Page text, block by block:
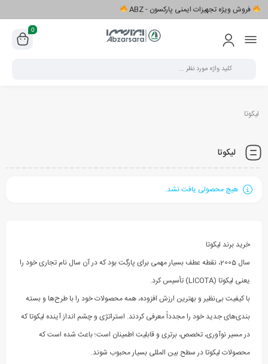
فروش ویژه تجهیزات ایمنی پارکسون - ABZ
0
لیکوتا
لیکوتا
هیچ محصولی یافت نشد.
خرید برند لیکوتا
سال 2005، نقطه عطف بسیار مهمی برای پارگت بود که در آن سال نام تجاری خود را
یعنی لیکوتا (LICOTA) تأسیس کرد.
با کیفیت بی‌نظیر و بهترین ارزش افزوده، همه محصولات خود را با طرح‌ها و بسته
بندی‌های جدید خود را مجدداً معرفی کردند. استراتژی و چشم انداز آینده لیکوتا که
در مسیر نوآوری، تخصص، برتری و قابلیت اطمینان است؛ باعث شده است که
محصولات لیکوتا در سطح بین المللی بسیار محبوب شوند.